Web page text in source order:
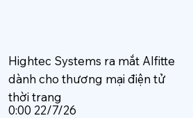
Hightec Systems ra mắt AIfitte
dành cho thương mại điện tử
thời trang
0:00 22/7/26